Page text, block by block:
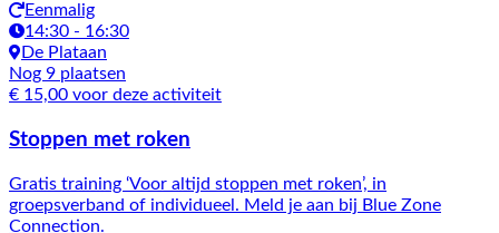
Eenmalig
14:30 - 16:30
De Plataan
Nog 9 plaatsen
€ 15,00 voor deze activiteit
Stoppen met roken
Gratis training ‘Voor altijd stoppen met roken’, in
groepsverband of individueel. Meld je aan bij Blue Zone
Connection.